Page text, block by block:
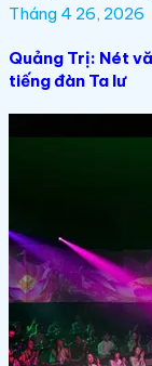
Tháng 4 26, 2026
Quảng Trị: Nét
tiếng đàn Ta lư